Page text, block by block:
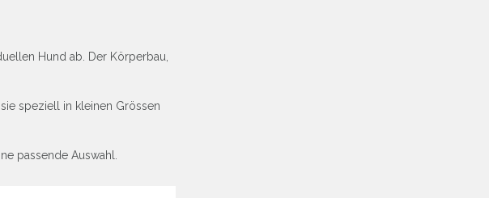
Hund ab. Der Körperbau,
speziell in kleinen Grössen
passende Auswahl.